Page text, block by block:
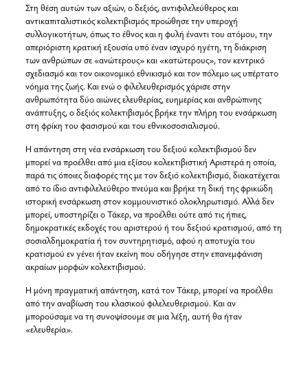
Στη θέση αυτών των αξιών, ο δεξιός, αντιφιλελεύθερος και
αντικαπιταλιστικός κολεκτιβισμός προώθησε την υπεροχή
συλλογικοτήτων, όπως το έθνος και η φυλή έναντι του ατόμου, την
απεριόριστη κρατική εξουσία υπό έναν ισχυρό ηγέτη, τη διάκριση
των ανθρώπων σε «ανώτερους» και «κατώτερους», τον κεντρικό
σχεδιασμό και τον οικονομικό εθνικισμό και τον πόλεμο ως υπέρτατο
νόημα της ζωής. Και ενώ ο φιλελευθερισμός χάρισε στην
ανθρωπότητα δύο αιώνες ελευθερίας, ευημερίας και ανθρώπινης
ανάπτυξης, ο δεξιός κολεκτιβισμός βρήκε την πλήρη του ενσάρκωση
στη φρίκη του φασισμού και του εθνικοσοσιαλισμού.
Η απάντηση στη νέα ενσάρκωση του δεξιού κολεκτιβισμού δεν
μπορεί να προέλθει από μια εξίσου κολεκτιβιστική Αριστερά η οποία,
παρά τις όποιες διαφορές της με τον δεξιό κολεκτιβισμό, διακατέχεται
από το ίδιο αντιφιλελεύθερο πνεύμα και βρήκε τη δική της φρικώδη
ιστορική ενσάρκωση στον κομμουνιστικό ολοκληρωτισμό. Αλλά δεν
μπορεί, υποστηρίζει ο Τάκερ, να προέλθει ούτε από τις ήπιες,
δημοκρατικές εκδοχές του αριστερού ή του δεξιού κρατισμού, από τη
σοσιαλδημοκρατία ή τον συντηρητισμό, αφού η αποτυχία του
κρατισμού εν γένει ήταν εκείνη που οδήγησε στην επανεμφάνιση
ακραίων μορφών κολεκτιβισμού.
Η μόνη πραγματική απάντηση, κατά τον Τάκερ, μπορεί να προέλθει
από την αναβίωση του κλασικού φιλελευθερισμού. Και αν
μπορούσαμε να τη συνοψίσουμε σε μια λέξη, αυτή θα ήταν
«ελευθερία».